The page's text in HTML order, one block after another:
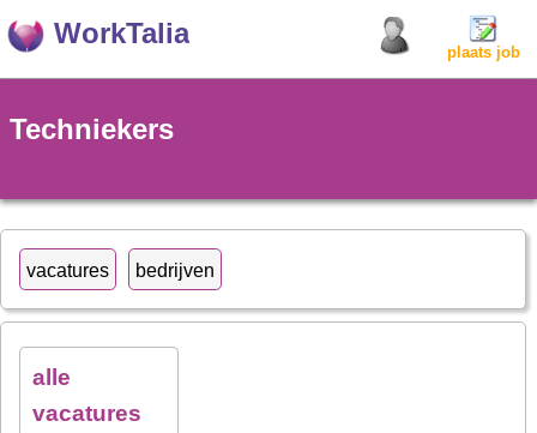
WorkTalia
plaats job
Techniekers
vacatures bedrijven
alle
vacatures